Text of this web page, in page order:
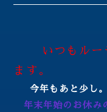
いつもルー
ます。
今年もあと少し。
年末年始のお休み